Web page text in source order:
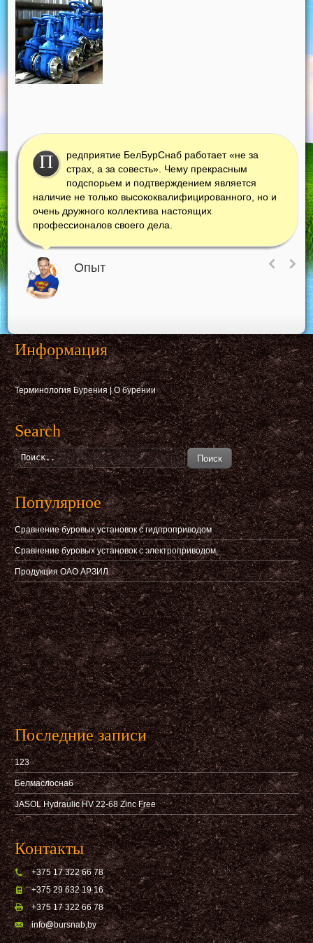
П
редприятие БелБурСнаб работает «не за
страх, а за совесть». Чему прекрасным
подспорьем и подтверждением является
наличие не только высококвалифицированного, но и
очень дружного коллектива настоящих
профессионалов своего дела.
Опыт
Информация
Терминология Бурения|О бурении
Search
Поиск
Популярное
Сравнение буровых установок с гидпроприводом
Сравнение буровых установок с электроприводом
Продукция ОАО АРЗИЛ
Последние записи
123
Белмаслоснаб
JASOL Hydraulic HV 22-68 Zinc Free
Контакты
+375 17 322 66 78
+375 29 632 19 16
+375 17 322 66 78
info@bursnab,by